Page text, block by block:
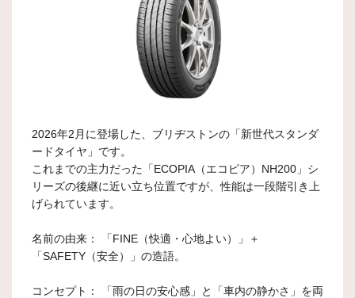
2026年2月に登場した、ブリヂストンの「新世代スタンダ
ードタイヤ」です。
これまでの主力だった「ECOPIA（エコピア）NH200」シ
リーズの後継に近い立ち位置ですが、性能は一段階引き上
げられています。
名前の由来： 「FINE（快適・心地よい）」＋
「SAFETY（安全）」の造語。
コンセプト： 「雨の日の安心感」と「車内の静かさ」を両